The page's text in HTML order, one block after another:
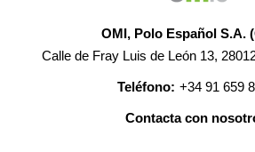
OMI, Polo Español S.A.
Calle de Fray Luis de León 13,
Teléfono: +34 91 659
Contacta con